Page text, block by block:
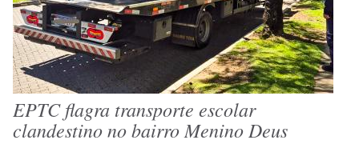
EPTC flagra transporte escolar
clandestino no bairro Menino Deus